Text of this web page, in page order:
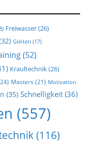
Freiwasser(26)
Gleiten (17)
(52)
Kraultechnik(26)
Masters (21) Motivation
(35) Schnelligkeit (36)
(557)
(116)